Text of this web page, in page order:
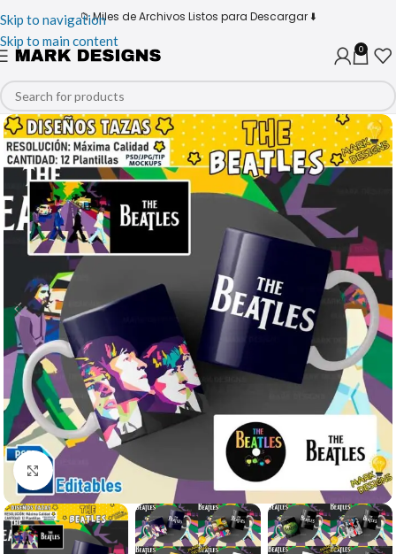
Skip to navigation
Skip to main content
📁 Miles de Archivos Listos para Descargar ⬇️
0
Click to enlarge